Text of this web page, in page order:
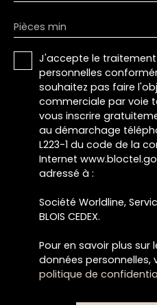
Pièces min
J'accepte le
personnelles
souhaitez pas faire
commerciale par voie
vous inscrire
au démarchage
L223-1 du code de la
Internet
adressé à :
Société Worldline,
BLOIS CEDEX.
Pour en savoir plus
données personnelles,
politique de